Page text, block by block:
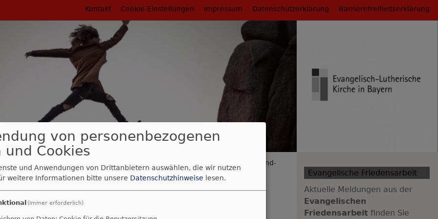
Fußbereichsmenü
Kontakt Cookie-Einstellungen Impressum Datenschutzerklärung Barrierefreiheitserklärung
"Mut zum Frieden" in der Jugend-
Frieden" in der Jugend-
Evangelische Friedensarbeit
Aktuelle Meldungen aus der
Evangelischen
Friedensarbeit finden Sie
von personenbezogenen
und Cookies
und Anwendungen von Drittanbietern auswählen, die wir nutzen
weitere Informationen bitte unsere Datenschutzhinweise lesen.
(immer erforderlich)